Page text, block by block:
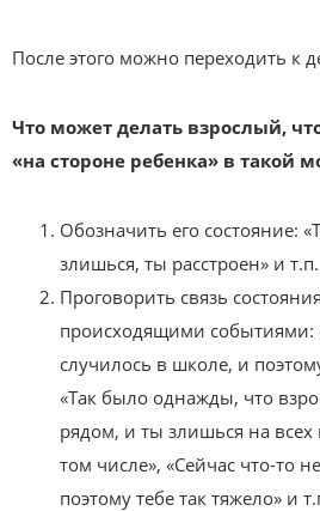
После этого можно переходить к
Что может делать взрослый,
«на стороне ребенка» в такой
Обозначить его состояние:
злишься, ты расстроен» и т.п.
Проговорить связь
происходящими событиями:
случилось в школе, и
«Так было однажды, что
рядом, и ты злишься на всех
том числе», «Сейчас что-то
поэтому тебе так тяжело» и